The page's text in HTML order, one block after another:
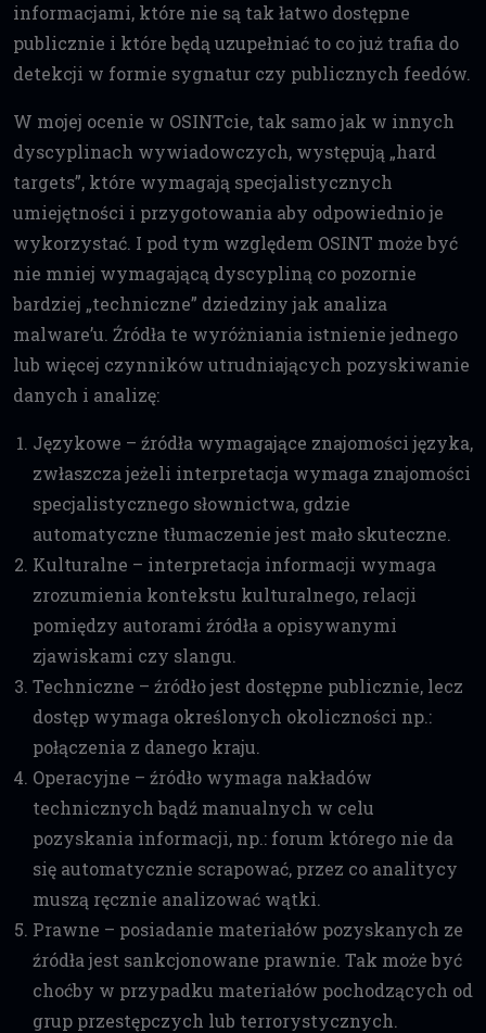
informacjami, które nie są tak łatwo dostępne
publicznie i które będą uzupełniać to co już trafia do
detekcji w formie sygnatur czy publicznych feedów.
W mojej ocenie w OSINTcie, tak samo jak w innych
dyscyplinach wywiadowczych, występują „hard
targets”, które wymagają specjalistycznych
umiejętności i przygotowania aby odpowiednio je
wykorzystać. I pod tym względem OSINT może być
nie mniej wymagającą dyscypliną co pozornie
bardziej „techniczne” dziedziny jak analiza
malware’u. Źródła te wyróżniania istnienie jednego
lub więcej czynników utrudniających pozyskiwanie
danych i analizę:
Językowe – źródła wymagające znajomości języka,
zwłaszcza jeżeli interpretacja wymaga znajomości
specjalistycznego słownictwa, gdzie
automatyczne tłumaczenie jest mało skuteczne.
Kulturalne – interpretacja informacji wymaga
zrozumienia kontekstu kulturalnego, relacji
pomiędzy autorami źródła a opisywanymi
zjawiskami czy slangu.
Techniczne – źródło jest dostępne publicznie, lecz
dostęp wymaga określonych okoliczności np.:
połączenia z danego kraju.
Operacyjne – źródło wymaga nakładów
technicznych bądź manualnych w celu
pozyskania informacji, np.: forum którego nie da
się automatycznie scrapować, przez co analitycy
muszą ręcznie analizować wątki.
Prawne – posiadanie materiałów pozyskanych ze
źródła jest sankcjonowane prawnie. Tak może być
choćby w przypadku materiałów pochodzących od
grup przestępczych lub terrorystycznych.